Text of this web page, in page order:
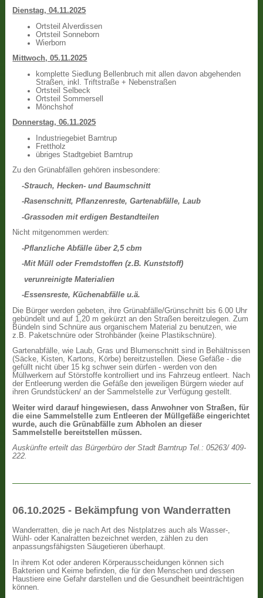
Dienstag, 04.11.2025
Ortsteil Alverdissen
Ortsteil Sonneborn
Wierborn
Mittwoch, 05.11.2025
komplette Siedlung Bellenbruch mit allen davon abgehenden
Straßen, inkl. Triftstraße + Nebenstraßen
Ortsteil Selbeck
Ortsteil Sommersell
Mönchshof
Donnerstag, 06.11.2025
Industriegebiet Barntrup
Frettholz
übriges Stadtgebiet Barntrup
Zu den Grünabfällen gehören insbesondere:
-Strauch, Hecken- und Baumschnitt
-Rasenschnitt, Pflanzenreste, Gartenabfälle, Laub
-Grassoden mit erdigen Bestandteilen
Nicht mitgenommen werden:
-Pflanzliche Abfälle über 2,5 cbm
-Mit Müll oder Fremdstoffen (z.B. Kunststoff)
verunreinigte Materialien
-Essensreste, Küchenabfälle u.ä.
Die Bürger werden gebeten, ihre Grünabfälle/Grünschnitt bis 6.00 Uhr
gebündelt und auf 1,20 m gekürzt an den Straßen bereitzulegen. Zum
Bündeln sind Schnüre aus organischem Material zu benutzen, wie
z.B. Paketschnüre oder Strohbänder (keine Plastikschnüre).
Gartenabfälle, wie Laub, Gras und Blumenschnitt sind in Behältnissen
(Säcke, Kisten, Kartons, Körbe) bereitzustellen. Diese Gefäße - die
gefüllt nicht über 15 kg schwer sein dürfen - werden von den
Müllwerkern auf Störstoffe kontrolliert und ins Fahrzeug entleert. Nach
der Entleerung werden die Gefäße den jeweiligen Bürgern wieder auf
ihren Grundstücken/ an der Sammelstelle zur Verfügung gestellt.
Weiter wird darauf hingewiesen, dass Anwohner von Straßen, für
die eine Sammelstelle zum Entleeren der Müllgefäße eingerichtet
wurde, auch die Grünabfälle zum Abholen an dieser
Sammelstelle bereitstellen müssen.
Auskünfte erteilt das Bürgerbüro der Stadt Barntrup Tel.: 05263/ 409-
222.
06.10.2025 - Bekämpfung von Wanderratten
Wanderratten, die je nach Art des Nistplatzes auch als Wasser-,
Wühl- oder Kanalratten bezeichnet werden, zählen zu den
anpassungsfähigsten Säugetieren überhaupt.
In ihrem Kot oder anderen Körperausscheidungen können sich
Bakterien und Keime befinden, die für den Menschen und dessen
Haustiere eine Gefahr darstellen und die Gesundheit beeinträchtigen
können.